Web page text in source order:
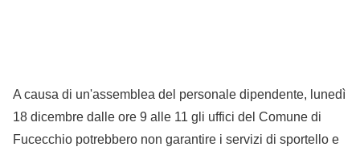
A causa di un'assemblea del personale dipendente, lunedì
18 dicembre dalle ore 9 alle 11 gli uffici del Comune di
Fucecchio potrebbero non garantire i servizi di sportello e